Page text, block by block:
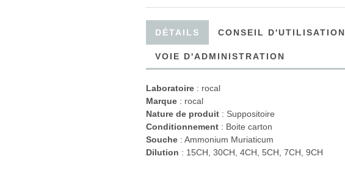
DÉTAILS CONSEIL D'UTILISATION
VOIE D'ADMINISTRATION
Laboratoire : rocal
Marque : rocal
Nature de produit : Suppositoire
Conditionnement : Boite carton
Souche : Ammonium Muriaticum
Dilution : 15CH, 30CH, 4CH, 5CH, 7CH, 9CH